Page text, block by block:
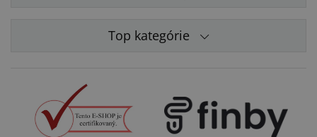
Top kategórie